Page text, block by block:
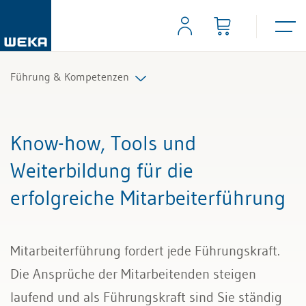
Führung & Kompetenzen
Selbstmanagement
Kommunikation und Auftritt
Know-how, Tools und
Weiterbildung für die
erfolgreiche Mitarbeiterführung
Mitarbeiterführung fordert jede Führungskraft.
Die Ansprüche der Mitarbeitenden steigen
laufend und als Führungskraft sind Sie ständig